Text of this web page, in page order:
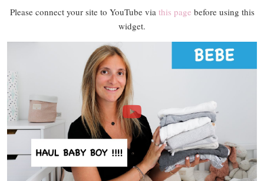
Please connect your site to YouTube via this page before using this
widget.